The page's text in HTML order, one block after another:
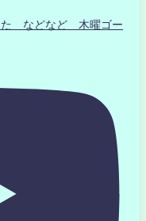
た などなど 木曜ゴー